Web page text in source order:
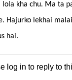
kha chu. Ma ta
Hajurko lekhai
hai.
log in to reply to